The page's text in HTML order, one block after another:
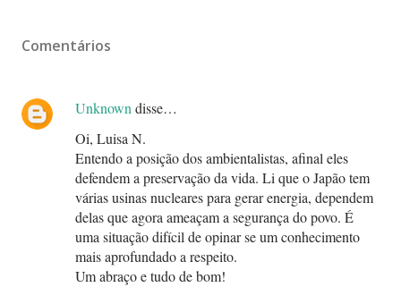
Comentários
Unknown disse…
Oi, Luisa N.
Entendo a posição dos ambientalistas, afinal eles
defendem a preservação da vida. Li que o Japão tem
várias usinas nucleares para gerar energia, dependem
delas que agora ameaçam a segurança do povo. É
uma situação difícil de opinar se um conhecimento
mais aprofundado a respeito.
Um abraço e tudo de bom!